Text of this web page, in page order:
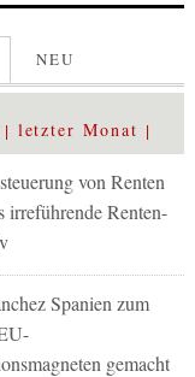
NEU
letzter Monat
von Renten
irreführende Renten-
Spanien zum
gemacht